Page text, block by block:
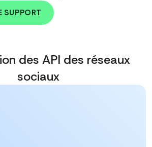
SUPPORT
des API des réseaux
sociaux